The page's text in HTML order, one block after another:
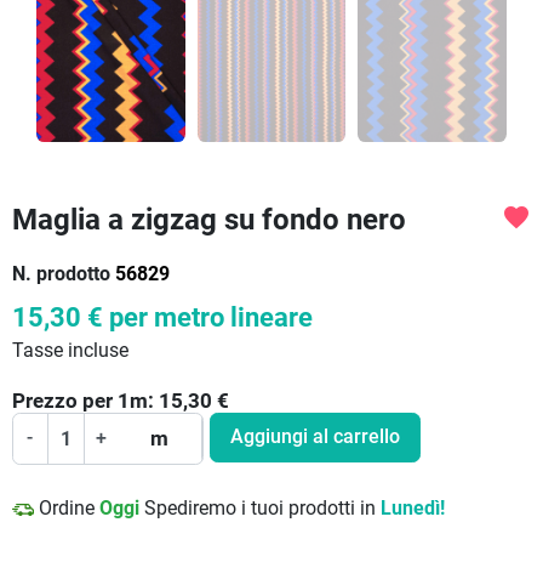
Maglia a zigzag su fondo nero
N. prodotto 56829
favorite
15,30 € per metro lineare
Tasse incluse
Prezzo per 1 m: 15,30 €
- + m Aggiungi al carrello
Ordine Oggi Spediremo i tuoi prodotti in Lunedì!